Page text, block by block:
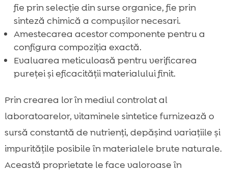
fie prin selecție din surse organice, fie prin
sinteză chimică a compușilor necesari.
Amestecarea acestor componente pentru a
configura compoziția exactă.
Evaluarea meticuloasă pentru verificarea
pureței și eficacității materialului finit.
Prin crearea lor în mediul controlat al
laboratoarelor, vitaminele sintetice furnizează o
sursă constantă de nutrienți, depășind variațiile și
impuritățile posibile în materialele brute naturale.
Această proprietate le face valoroase în